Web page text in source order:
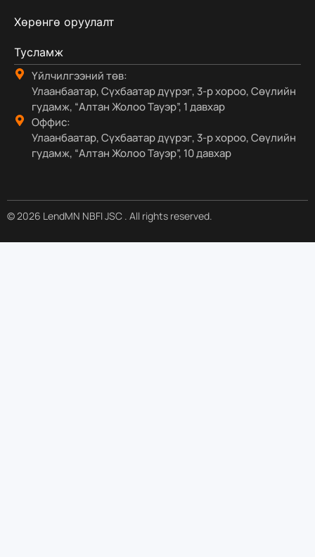
Хөрөнгө оруулалт
Тусламж
Үйлчилгээний төв:
Улаанбаатар, Сүхбаатар дүүрэг, 3-р хороо, Сөүлийн
гудамж, “Алтан Жолоо Тауэр”, 1 давхар
Оффис:
Улаанбаатар, Сүхбаатар дүүрэг, 3-р хороо, Сөүлийн
гудамж, “Алтан Жолоо Тауэр”, 10 давхар
© 2026 LendMN NBFI JSC . All rights reserved.